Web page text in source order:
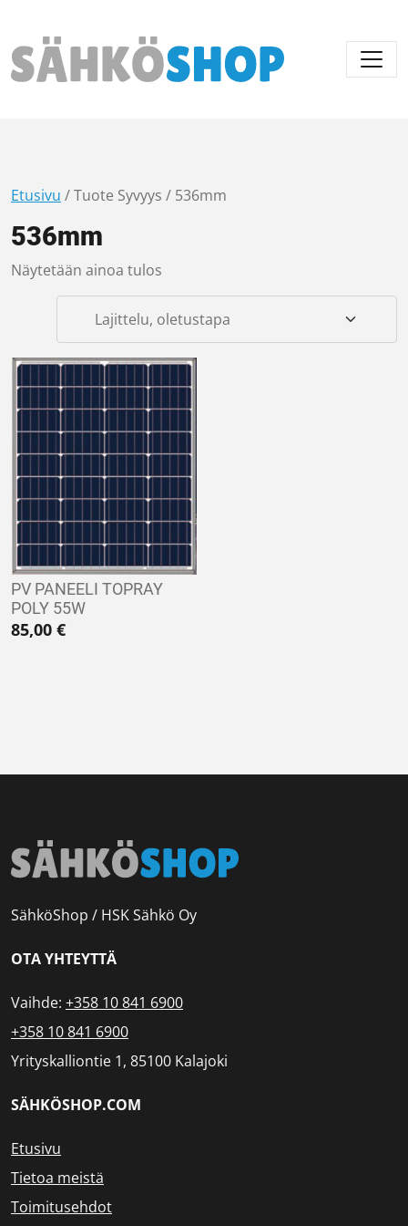
Päävalikko
Etusivu / Tuote Syvyys / 536mm
536mm
Näytetään ainoa tulos
PV PANEELI TOPRAY
POLY 55W
85,00 €
SähköShop / HSK Sähkö Oy
OTA YHTEYTTÄ
Vaihde: +358 10 841 6900
+358 10 841 6900
Yrityskalliontie 1, 85100 Kalajoki
SÄHKÖSHOP.COM
Etusivu
Tietoa meistä
Toimitusehdot